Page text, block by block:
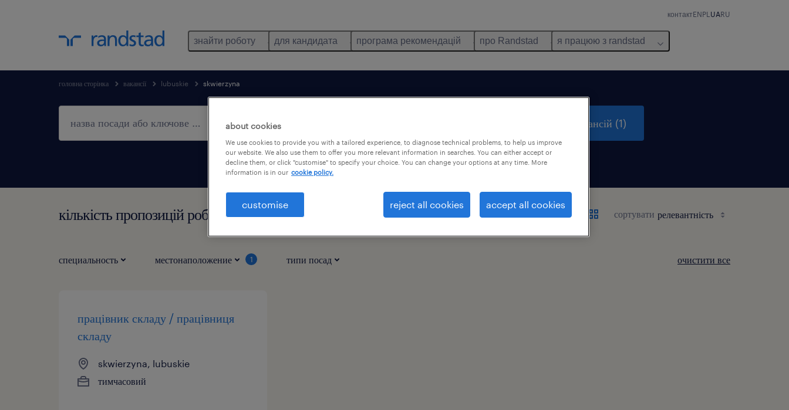
контактENPL UARU
знайти роботу для кандидата програма рекомендацій про Randstad я працюю з randstad
головна сторінка вакансії lubuskie skwierzyna
тільки віддалена робота
пошук вакансій (1)
кількість пропозицій роботи в місцевості Skwierzyna, Lubuskie: 1 сортувати
специальность местонаположение 1 типи посад очистити все
працівник складу / працівниця
складу
skwierzyna, lubuskie
тимчасовий
about cookies
We use cookies to provide you with a tailored experience, to diagnose technical problems, to help us improve
our website. We also use them to offer you more relevant information in searches. You can either accept or
decline them, or click "customise" to specify your choice. You can change your options at any time. More
information is in our cookie policy.
customise reject all cookies accept all cookies